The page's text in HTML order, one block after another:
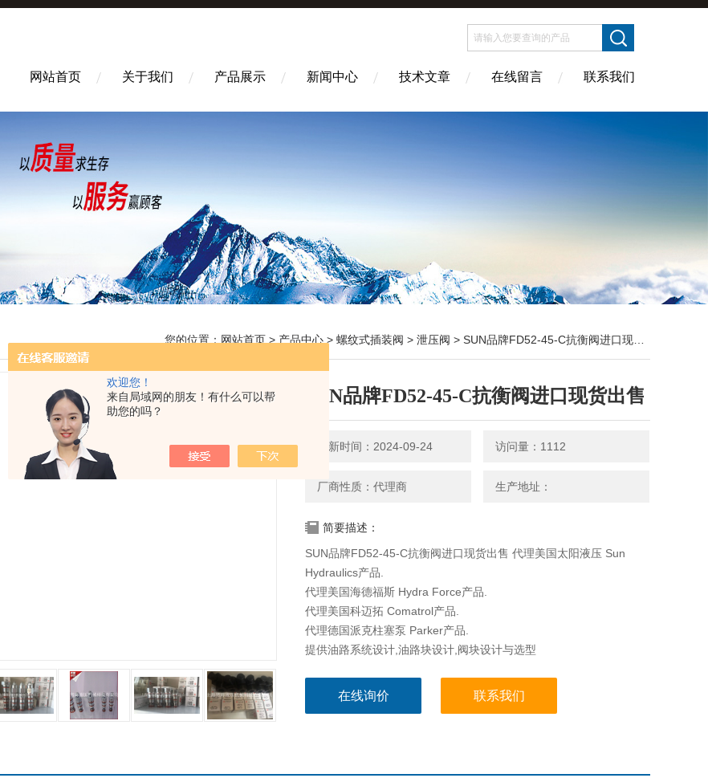
欢迎您！
来自局域网的朋友！有什么可以帮
助您的吗？
网站首页 关于我们 产品展示 新闻中心 技术文章 在线留言 联系我们
您的位置： 网站首页 > 产品中心 > 螺纹式插装阀 > 泄压阀 > SUN品牌FD52-45-C抗衡阀进口现货出售
SUN品牌FD52-45-C抗衡阀进口现货出售
更新时间：2024-09-24 访问量：1112
厂商性质：代理商 生产地址：
简要描述：
SUN品牌FD52-45-C抗衡阀进口现货出售 代理美国太阳液压 Sun
Hydraulics产品.
代理美国海德福斯 Hydra Force产品.
代理美国科迈拓 Comatrol产品.
代理德国派克柱塞泵 Parker产品.
提供油路系统设计,油路块设计,阀块设计与选型
在线询价 联系我们